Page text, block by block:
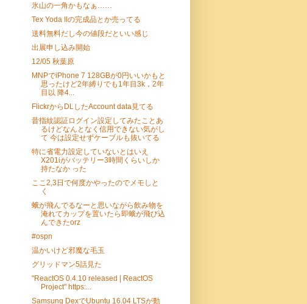
氷山の一角かもなぁ……
Tex Yoda IIの完成品とか売ってる
送料無料だし今の値段だといい感じ
出展申し込み開始
12/05 秋葉原
MNPでiPhone 7 128GBが0円いいかもと
思ったけど2年縛りでも1年目3k，2年
目以 降4...
FlickrからDLしたAccount data見てる
昔指紋認証ログイン設定してみたことあ
るけどなんとなく信用できない気がし
て 今は設定せずケーブルも抜いてる
特に省電力設定していないとはいえ
X201iがバッテリー3時間くらいしか
持たなか った
ここ2,3日で何度かやったのでメモしと
く
蛾が飛んでるなーと思いながら飲み物を
淹れてカップを置いたら即蛾が飛び込
んできたorz
#ospn
温かいけど邪魔な毛玉
グリッドマン5話見た
"ReactOS 0.4.10 released | ReactOS
Project" https:...
Samsung DexでUbuntu 16.04 LTSが動